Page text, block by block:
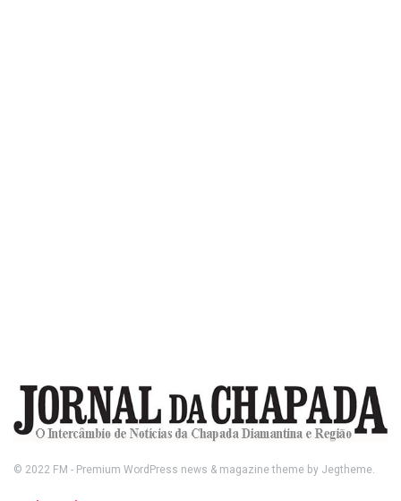
© 2022 FM - Premium WordPress news & magazine theme by Jegtheme.